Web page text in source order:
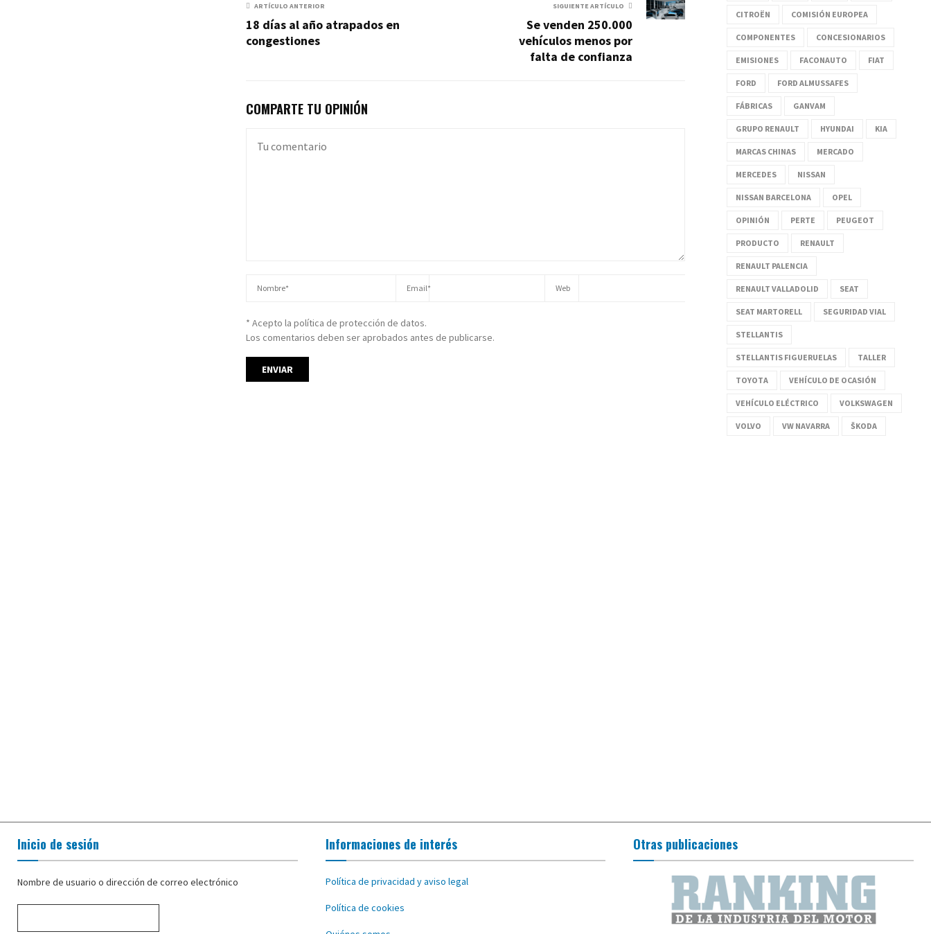
ARTÍCULO ANTERIOR
18 días al año atrapados en
congestiones
SIGUIENTE ARTÍCULO
Se venden 250.000
vehículos menos por
falta de confianza
COMPARTE TU OPINIÓN
* Acepto la política de protección de datos.
Los comentarios deben ser aprobados antes de publicarse.
CITROËN COMISIÓN EUROPEA
COMPONENTES CONCESIONARIOS
EMISIONES FACONAUTO FIAT
FORD FORD ALMUSSAFES
FÁBRICAS GANVAM
GRUPO RENAULT HYUNDAI KIA
MARCAS CHINAS MERCADO
MERCEDES NISSAN
NISSAN BARCELONA OPEL
OPINIÓN PERTE PEUGEOT
PRODUCTO RENAULT
RENAULT PALENCIA
RENAULT VALLADOLID SEAT
SEAT MARTORELL SEGURIDAD VIAL
STELLANTIS
STELLANTIS FIGUERUELAS TALLER
TOYOTA VEHÍCULO DE OCASIÓN
VEHÍCULO ELÉCTRICO VOLKSWAGEN
VOLVO VW NAVARRA ŠKODA
Inicio de sesión
Nombre de usuario o dirección de correo electrónico
Informaciones de interés
Política de privacidad y aviso legal
Política de cookies
Otras publicaciones